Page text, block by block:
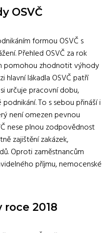
OSVČ
formou OSVČ s
Přehled OSVČ za rok
pomohou zhodnotit výhody
hlavní lákadla OSVČ patří
si určuje pracovní dobu,
To s sebou přináší i
není omezen pevnou
nese plnou zodpovědnost
zajištění zakázek,
Oproti zaměstnancům
příjmu, nemocenské
roce 2018